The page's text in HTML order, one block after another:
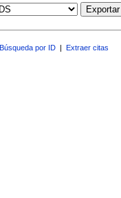
Exportar
Búsqueda por ID Extraer citas